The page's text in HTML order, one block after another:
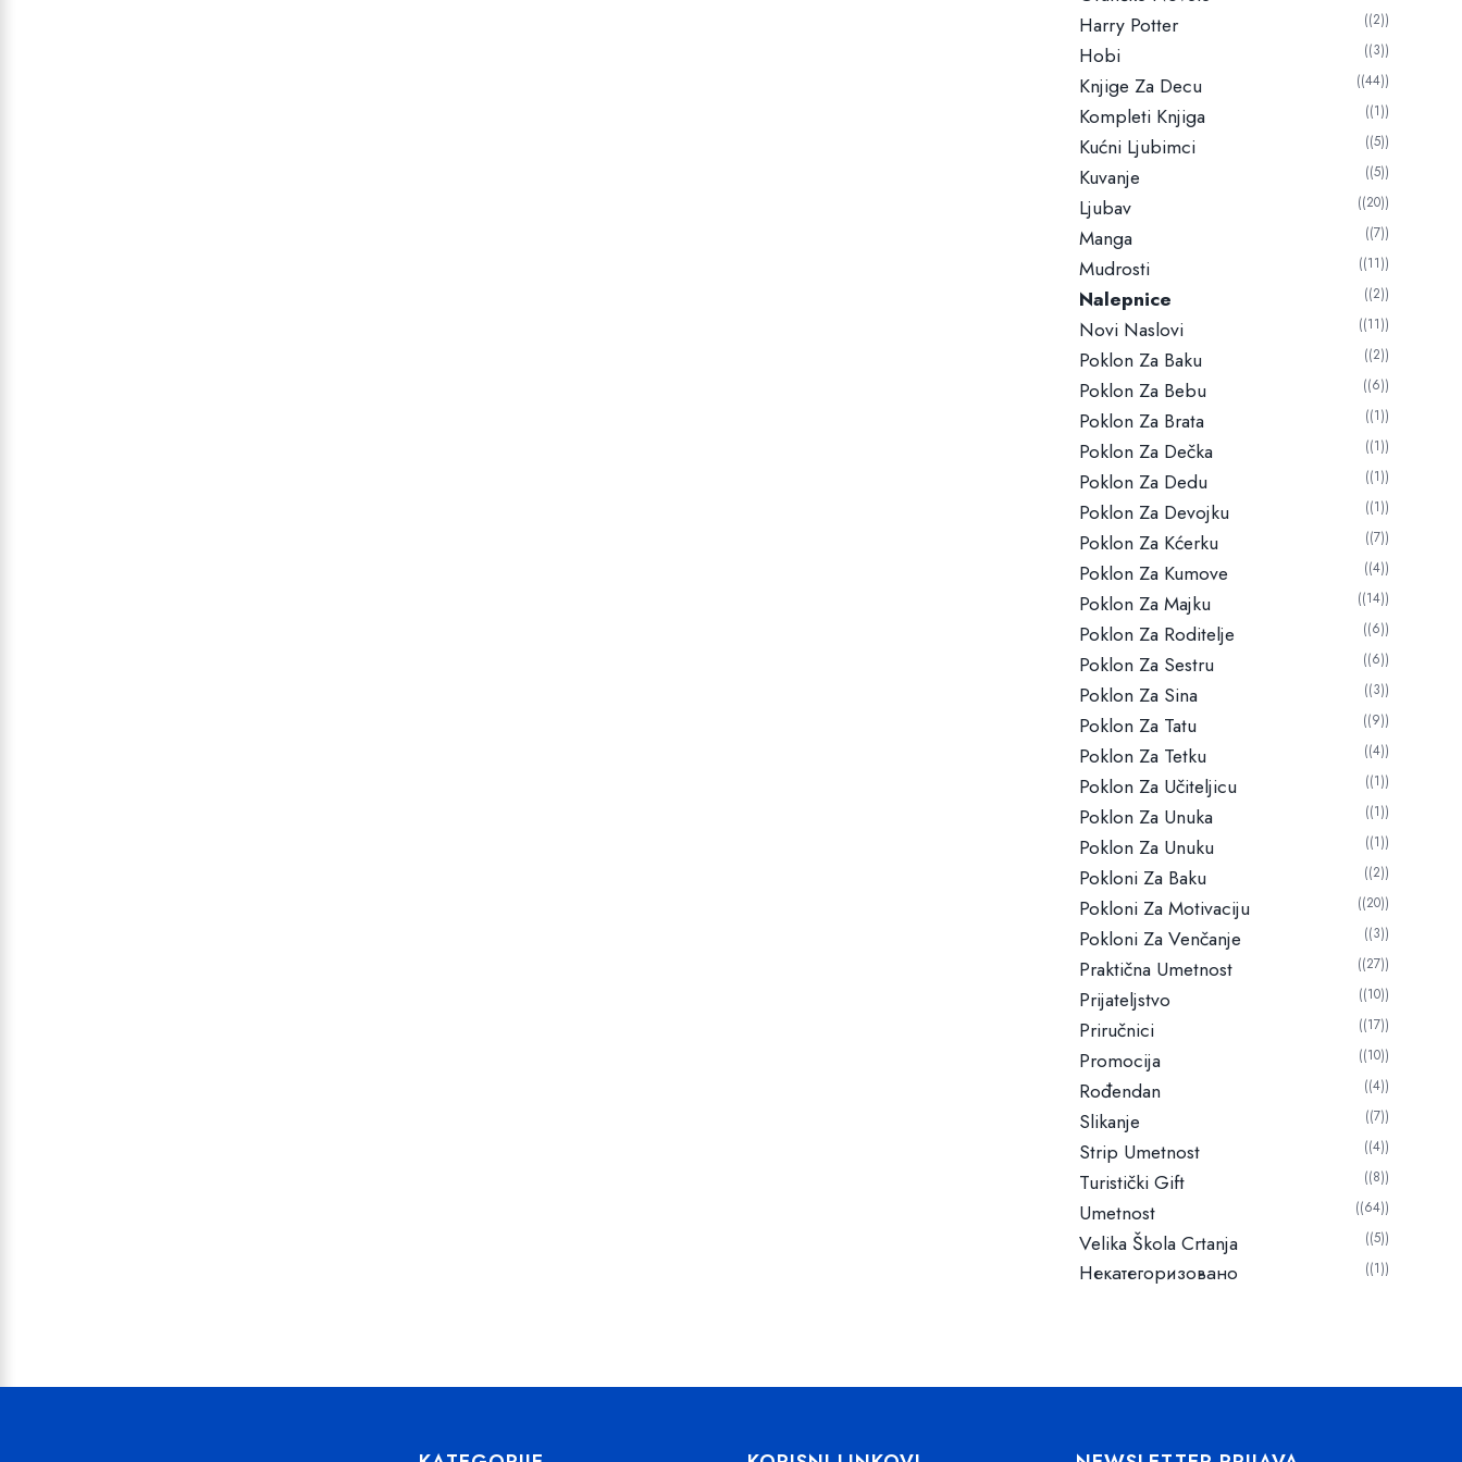
Harry Potter
(2)
Hobi (3)
Knjige Za Decu (44)
Kompleti Knjiga (1)
Kućni Ljubimci (5)
Kuvanje (5)
Ljubav (20)
Manga (7)
Mudrosti (11)
Nalepnice (2)
Novi Naslovi (11)
Poklon Za Baku (2)
Poklon Za Bebu (6)
Poklon Za Brata (1)
Poklon Za Dečka (1)
Poklon Za Dedu (1)
Poklon Za Devojku (1)
Poklon Za Kćerku (7)
Poklon Za Kumove (4)
Poklon Za Majku (14)
Poklon Za Roditelje (6)
Poklon Za Sestru (6)
Poklon Za Sina (3)
Poklon Za Tatu (9)
Poklon Za Tetku (4)
Poklon Za Učiteljicu (1)
Poklon Za Unuka (1)
Poklon Za Unuku (1)
Pokloni Za Baku (2)
Pokloni Za Motivaciju (20)
Pokloni Za Venčanje (3)
Praktična Umetnost (27)
Prijateljstvo (10)
Priručnici (17)
Promocija (10)
Rođendan (4)
Slikanje (7)
Strip Umetnost (4)
Turistički Gift (8)
Umetnost (64)
Velika Škola Crtanja (5)
Некатегоризовано (1)